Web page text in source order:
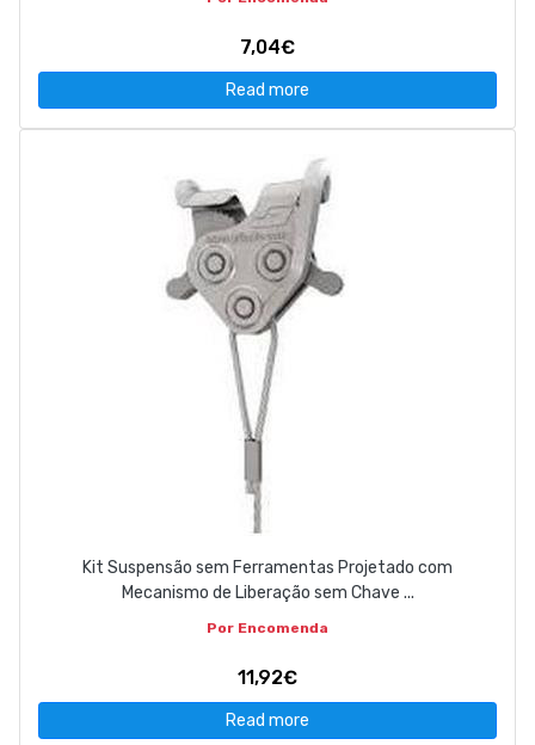
7,04€
Read more
Kit Suspensão sem Ferramentas Projetado com
Mecanismo de Liberação sem Chave ...
Por Encomenda
11,92€
Read more